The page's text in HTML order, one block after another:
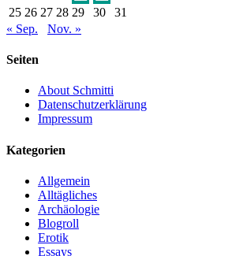
25 26 27 28 29 30
31
« Sep.
Nov. »
Seiten
About Schmitti
Datenschutzerklärung
Impressum
Kategorien
Allgemein
Alltägliches
Archäologie
Blogroll
Erotik
Essays